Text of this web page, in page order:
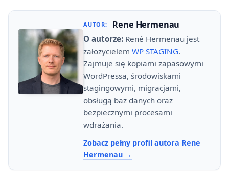
AUTOR: Rene Hermenau
O autorze: René Hermenau jest
założycielem WP STAGING.
Zajmuje się kopiami zapasowymi
WordPressa, środowiskami
stagingowymi, migracjami,
obsługą baz danych oraz
bezpiecznymi procesami
wdrażania.
Zobacz pełny profil autora Rene
Hermenau